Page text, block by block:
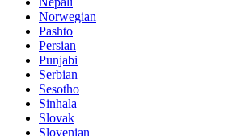
Norwegian
Pashto
Persian
Punjabi
Serbian
Sesotho
Sinhala
Slovak
Slovenian